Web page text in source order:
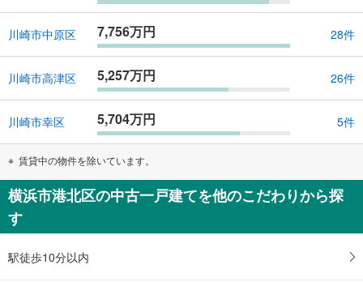
川崎市中原区 7,756万円 28件
川崎市高津区 5,257万円 26件
川崎市幸区 5,704万円 5件
賃貸中の物件を除いています。
横浜市港北区の中古一戸建てを他のこだわりから探
す
駅徒歩10分以内